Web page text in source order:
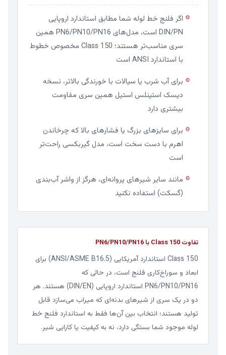
⚙ اگر فلنج خط لوله شما مطابق استاندارد اروپایی
DIN/PN است، مدل‌های PN6/PN10/PN16 همین
سری مناسب‌تر هستند؛ Class 150 مخصوص خطوط
با استاندارد ANSI است
⚙ برای آب شرب یا سیالات با خورندگی بالاتر، نسخه
دیسک استینلس استیل همین سری مقاومت
بیشتری دارد
⚙ برای سایزهای بزرگ یا فشارهای بالا که چرخاندن
اهرم با دست سخت است، مدل گیربکسی راحت‌تر
است
⚙ مانند سایر شیرهای پروانه‌ای، هرگز از واشر آب‌بندی
(گسکت) استفاده نکنید
تفاوت Class 150 با PN6/PN10/PN16
Class 150 استاندارد آمریکایی (ANSI/ASME B16.5) برای
ابعاد و سوراخ‌کاری فلنج است، در حالی که
PN6/PN10/PN16 استاندارد اروپایی (DIN/EN) هستند. هر
دو در یک سری از شیرهای بدنه‌ای که میراب می‌سازد قابل
تولید هستند؛ انتخاب بین آن‌ها فقط به استاندارد فلنج خط
لوله موجود شما بستگی دارد، نه به کیفیت یا کارایی شیر.